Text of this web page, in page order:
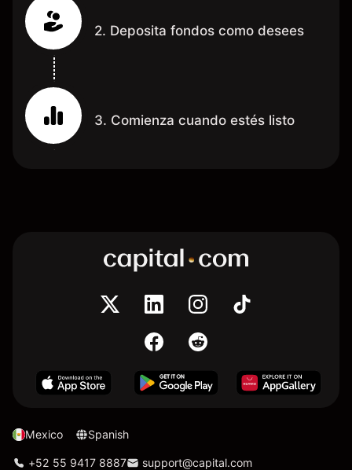
2. Deposita fondos como desees
3. Comienza cuando estés listo
Mexico Spanish
+52 55 9417 8887 support@capital.com